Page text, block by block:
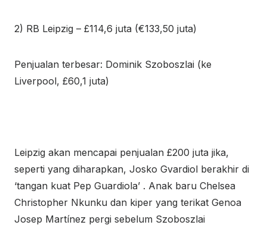
2) RB Leipzig – £114,6 juta (€133,50 juta)
Penjualan terbesar: Dominik Szoboszlai (ke
Liverpool, £60,1 juta)
Leipzig akan mencapai penjualan £200 juta jika,
seperti yang diharapkan, Josko Gvardiol berakhir di
‘tangan kuat Pep Guardiola’ . Anak baru Chelsea
Christopher Nkunku dan kiper yang terikat Genoa
Josep Martínez pergi sebelum Szoboszlai